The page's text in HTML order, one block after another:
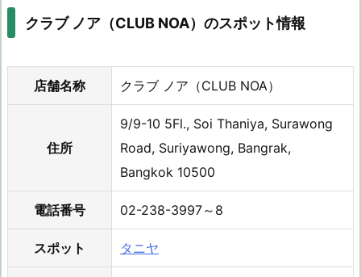
クラブ ノア（CLUB NOA）のスポット情報
店舗名称 クラブ ノア（CLUB NOA）
住所
9/9-10 5Fl., Soi Thaniya, Surawong
Road, Suriyawong, Bangrak,
Bangkok 10500
電話番号 02-238-3997～8
スポット タニヤ